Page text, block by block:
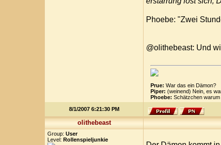
Phoebe: "Zwei
@olithebeast: Und
Prue: War das ein Dämon?
Piper: (weinend) Nein, es
Phoebe: Schätzchen
8/1/2007 6:21:30 PM
olithebeast
Group: User
Level: Rollenspieljunkie